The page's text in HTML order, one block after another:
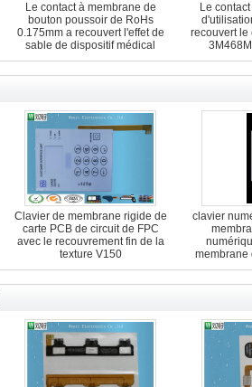
Le contact à membrane de
bouton poussoir de RoHs
0.175mm a recouvert l'effet de
sable de dispositif médical
Le
recouvert le
Clavier de membrane rigide de
carte PCB de circuit de FPC
avec le recouvrement fin de la
texture V150
clavier
membrane